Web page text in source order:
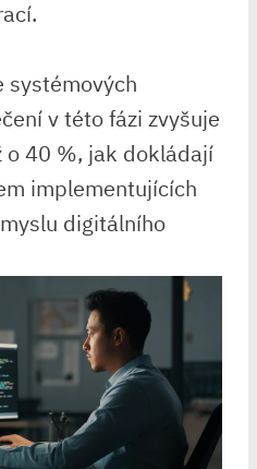
systémových
v této fázi zvyšuje⁤
o 40 %, jak dokládají
implementujících
digitálního